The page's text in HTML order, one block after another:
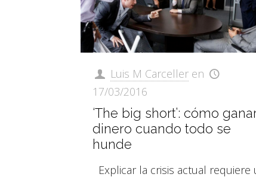
Luis M Carceller en
17/03/2016
‘The big short’: cómo
dinero cuando todo se
hunde
Explicar la crisis actual requiere